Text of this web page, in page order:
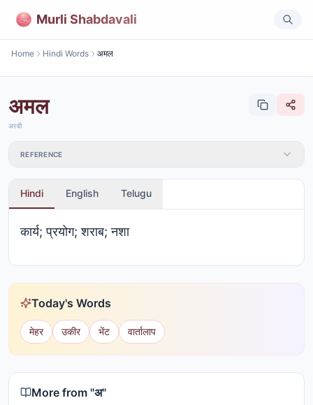
Murli Shabdavali
Home Hindi Words अमल
अमल
अरबी
REFERENCE
Hindi English Telugu
कार्य; प्रयोग; शराब; नशा
Today's Words
मेहर उकीर भेंट वार्तालाप
More from "अ"